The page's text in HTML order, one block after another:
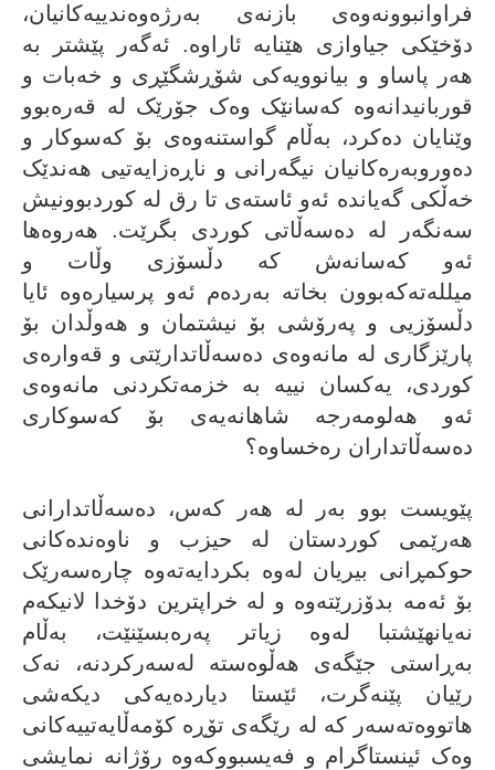
فراوانبوونەوەى بازنەى بەرژەوەندییەکانیان،
دۆخێکى جیاوازى هێنایە ئاراوە. ئەگەر پێشتر بە
هەر پاساو و بیانوویەکى شۆڕشگێڕی و خەبات و
قوربانیدانەوە کەسانێک وەک جۆرێک لە قەرەبوو
وێنایان دەکرد، بەڵام گواستنەوەى بۆ کەسوکار و
دەوروبەرەکانیان نیگەرانى و ناڕەزایەتیی هەندێک
خەڵکى گەیاندە ئەو ئاستەى تا رق لە کوردبوونیش
سەنگەر لە دەسەڵاتى کوردى بگرێت. هەروەها
ئەو کەسانەش کە دڵسۆزى وڵات و
میللەتەکەبوون بخاتە بەردەم ئەو پرسیارەوە ئایا
دڵسۆزیى و پەرۆشى بۆ نیشتمان و هەوڵدان بۆ
پارێزگارى لە مانەوەى دەسەڵاتدارێتى و قەوارەى
کوردی، یەکسان نییە بە خزمەتکردنى مانەوەى
ئەو هەلومەرجە شاهانەیەى بۆ کەسوکارى
دەسەڵاتداران رەخساوە؟
پێویست بوو بەر لە هەر کەس، دەسەڵاتدارانى
هەرێمى کوردستان لە حیزب و ناوەندەکانى
حوکمڕانى بیریان لەوە بکردایەتەوە چارەسەرێک
بۆ ئەمە بدۆزرێتەوە و لە خراپترین دۆخدا لانیکەم
نەیانهێشتبا لەوە زیاتر پەرەبسێنێت، بەڵام
بەڕاستى جێگەى هەڵوەستە لەسەرکردنە، نەک
رێیان پێنەگرت، ئێستا دیاردەیەکى دیکەشى
هاتووەتەسەر کە لە رێگەی تۆڕە کۆمەڵایەتییەکانى
وەک ئینستاگرام و فەیسبووکەوە رۆژانە نمایشى